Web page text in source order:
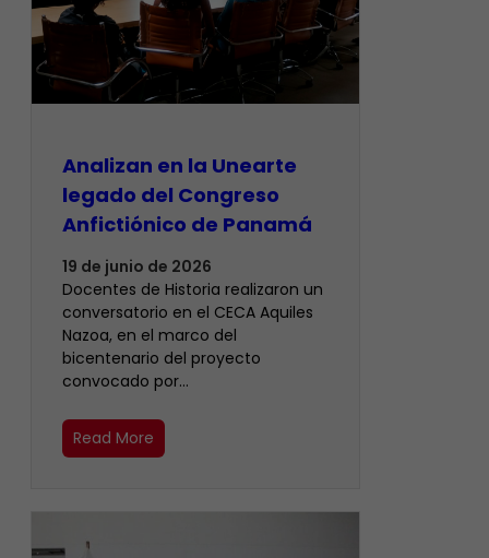
Analizan en la Unearte
legado del Congreso
Anfictiónico de Panamá
19 de junio de 2026
Docentes de Historia realizaron un
conversatorio en el CECA Aquiles
Nazoa, en el marco del
bicentenario del proyecto
convocado por…
Read More